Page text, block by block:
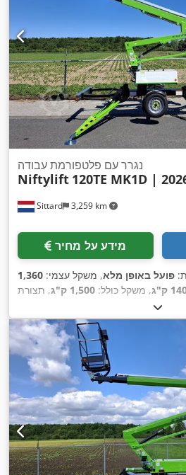
Sittard 3,259 km
נגרר עם פלטפורמת עבודה
Niftylift 120TE MK1D |
מידע על מחיר
פועל באופן מלא, משקל עצמי: 1,360
ק"ג , משקל כולל: 1,500 ק"ג
, תצורת
100 אחוז , צבע:ירוק, שנת ייצור:
2026, שעות עבודה: 1 h